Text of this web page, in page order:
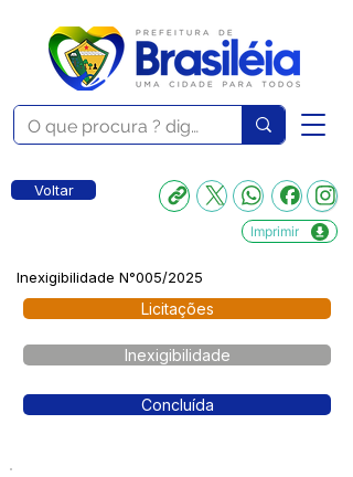
Voltar
Imprimir
Inexigibilidade N°005/2025
Licitações
Inexigibilidade
Concluída